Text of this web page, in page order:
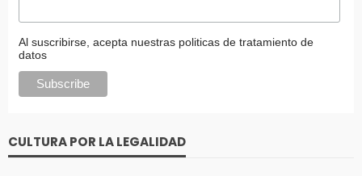
Al suscribirse, acepta nuestras politicas de tratamiento de
datos
CULTURA POR LA LEGALIDAD